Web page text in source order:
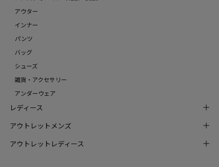
アウター
インナー
パンツ
バッグ
シューズ
雑貨・アクセサリー
アンダーウェア
レディース
アウトレットメンズ
アウトレットレディース